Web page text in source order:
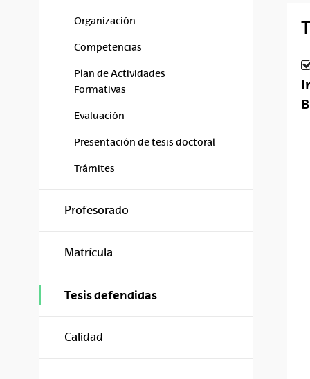
Organización
Competencias
Plan de Actividades
Formativas
Evaluación
Presentación de tesis doctoral
Trámites
Profesorado
Matrícula
Tesis defendidas
Calidad